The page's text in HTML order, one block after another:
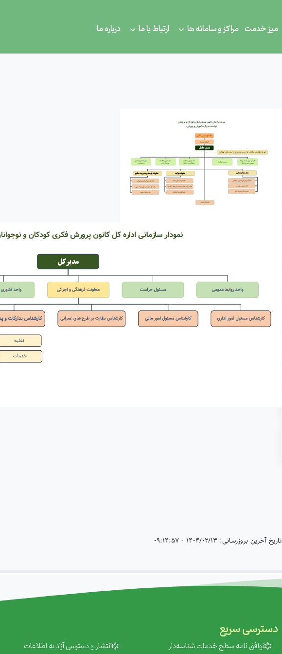
میز خدمت مراکز و سامانه ها ارتباط با ما درباره ما
تاریخ آخرین بروزرسانی: 1404/02/13 - 09:14:57
دسترسی سریع
‌توافق نامه سطح خدمات شناسه‌دار ‌انتشار و دسترسی آزاد به اطلاعات